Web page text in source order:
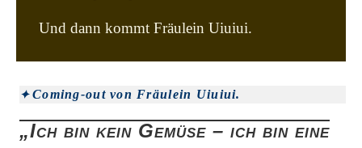
Und dann kommt Fräulein Uiuiui.
Coming-out von Fräulein Uiuiui.
„Ich bin kein Gemüse – ich bin eine